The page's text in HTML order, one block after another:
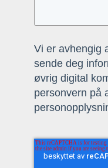
Vi er avhengig
sende deg
øvrig digital
personvern på